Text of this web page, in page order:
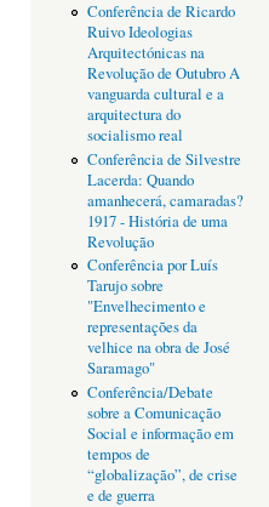
Conferência de Ricardo
Ruivo Ideologias
Arquitectónicas na
Revolução de Outubro A
vanguarda cultural e a
arquitectura do
socialismo real
Conferência de Silvestre
Lacerda: Quando
amanhecerá, camaradas?
1917 - História de uma
Revolução
Conferência por Luís
Tarujo sobre
"Envelhecimento e
representações da
velhice na obra de José
Saramago"
Conferência/Debate
sobre a Comunicação
Social e informação em
tempos de
“globalização”, de crise
e de guerra